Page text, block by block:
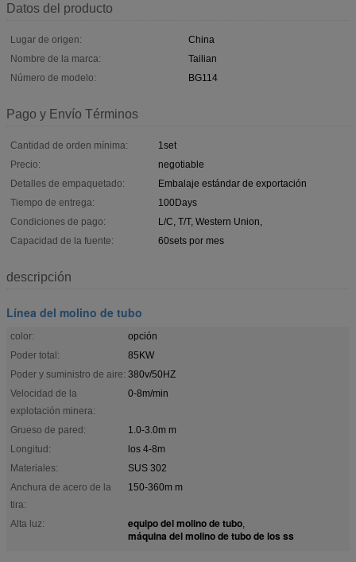
Datos del producto
Lugar de origen:
China
Nombre de la marca:
Tailian
Número de modelo:
BG114
Pago y Envío Términos
Cantidad de orden mínima:
1set
Precio:
negotiable
Detalles de empaquetado:
Embalaje estándar de exportación
Tiempo de entrega:
100Days
Condiciones de pago:
L/C, T/T, Western Union,
Capacidad de la fuente:
60sets por mes
descripción
Línea del molino de tubo
color:
opción
Poder total:
85KW
Poder y suministro de aire: 380v/50HZ
Velocidad de la
explotación minera:
0-8m/min
Grueso de pared:
1.0-3.0m m
Longitud:
los 4-8m
Materiales:
SUS 302
Anchura de acero de la
tira:
150-360m m
Alta luz: equipo del molino de tubo,
máquina del molino de tubo de los ss